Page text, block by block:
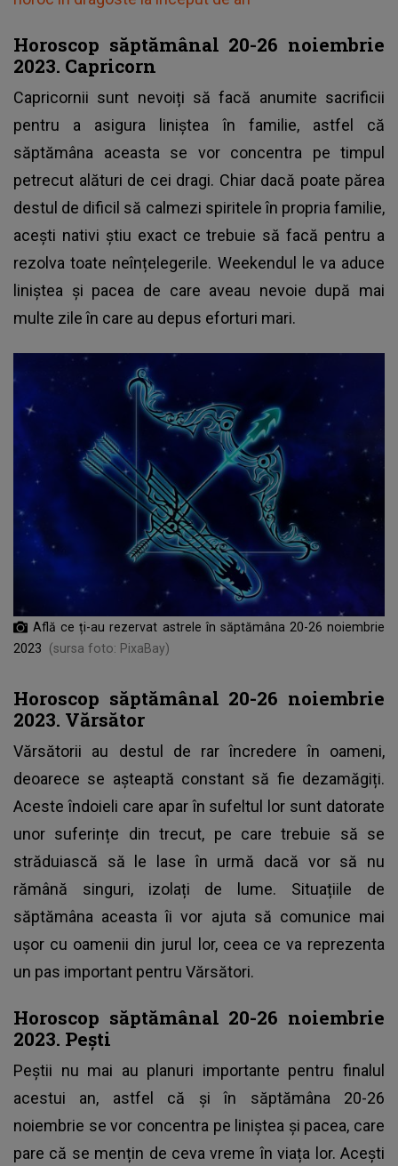
Horoscop săptămânal 20-26 noiembrie
2023. Capricorn
Capricornii sunt nevoiți să facă anumite sacrificii
pentru a asigura liniștea în familie, astfel că
săptămâna aceasta se vor concentra pe timpul
petrecut alături de cei dragi. Chiar dacă poate părea
destul de dificil să calmezi spiritele în propria familie,
acești nativi știu exact ce trebuie să facă pentru a
rezolva toate neînțelegerile. Weekendul le va aduce
liniștea și pacea de care aveau nevoie după mai
multe zile în care au depus eforturi mari.
Află ce ți-au rezervat astrele în săptămâna 20-26 noiembrie
2023
(sursa foto: PixaBay)
Horoscop săptămânal 20-26 noiembrie
2023. Vărsător
Vărsătorii au destul de rar încredere în oameni,
deoarece se așteaptă constant să fie dezamăgiți.
Aceste îndoieli care apar în sufeltul lor sunt datorate
unor suferințe din trecut, pe care trebuie să se
străduiască să le lase în urmă dacă vor să nu
rămână singuri, izolați de lume. Situațiile de
săptămâna aceasta îi vor ajuta să comunice mai
ușor cu oamenii din jurul lor, ceea ce va reprezenta
un pas important pentru Vărsători.
Horoscop săptămânal 20-26 noiembrie
2023. Pești
Peștii nu mai au planuri importante pentru finalul
acestui an, astfel că și în săptămâna 20-26
noiembrie se vor concentra pe liniștea și pacea, care
pare că se mențin de ceva vreme în viața lor. Acești